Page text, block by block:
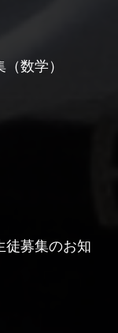
数学）
徒募集のお知